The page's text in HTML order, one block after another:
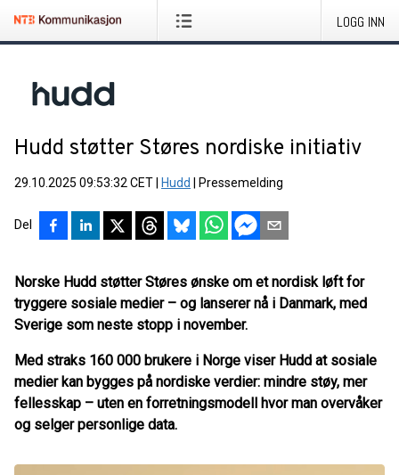
LOGG INN
Hudd støtter Støres nordiske initiativ
29.10.2025 09:53:32 CET Hudd Pressemelding
Del
Norske Hudd støtter Støres ønske om et nordisk løft for
tryggere sosiale medier – og lanserer nå i Danmark, med
Sverige som neste stopp i november.
Med straks 160 000 brukere i Norge viser Hudd at sosiale
medier kan bygges på nordiske verdier: mindre støy, mer
fellesskap – uten en forretningsmodell hvor man overvåker
og selger personlige data.